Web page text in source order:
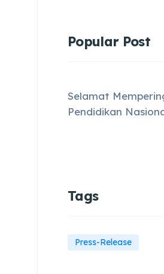
Popular Post
Selamat
Pendidikan
Tags
Press-Release